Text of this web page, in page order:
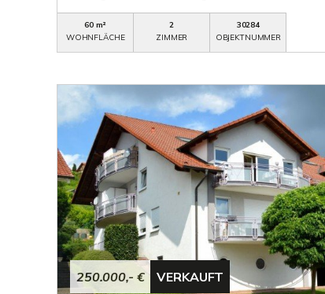
60 m²
WOHNFLÄCHE
2
ZIMMER
30284
OBJEKTNUMMER
250.000,- € VERKAUFT